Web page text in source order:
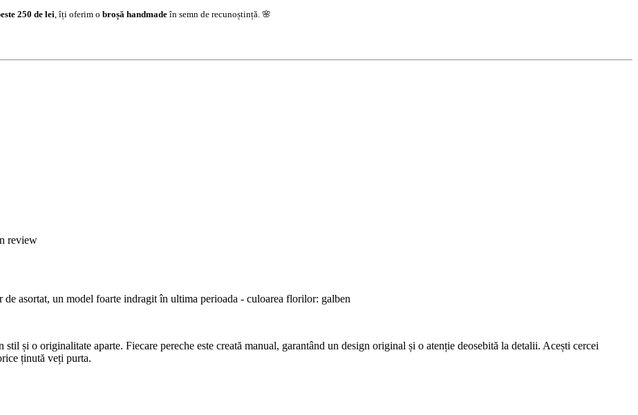
250 de lei , îți oferim o broșă handmadeîn semn de recunoștință. 🌸
review
asortat, un model foarte indragit în ultima perioada - culoarea florilor: galben
și o originalitate aparte. Fiecare pereche este creată manual, garantând un design original și o atenție deosebită la detalii. Acești cercei
ținută veți purta.